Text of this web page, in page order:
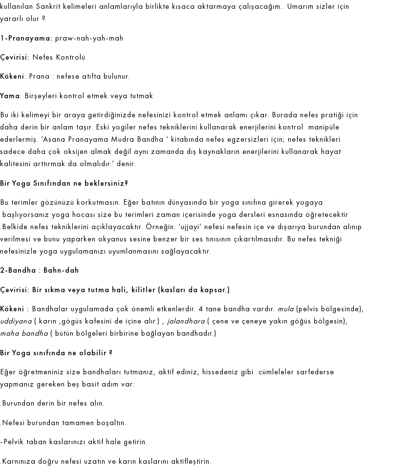
kullanılan Sankrit kelimeleri anlamlarıyla birlikte kısaca aktarmaya çalışacağım.. Umarım sizler için
yararlı olur ?
1-Pranayama: praw-nah-yah-mah
Çevirisi: Nefes Kontrolü
Kökeni: Prana : nefese atıfta bulunur.
Yama: Birşeyleri kontrol etmek veya tutmak
Bu iki kelimeyi bir araya getirdiğinizde nefesinizi kontrol etmek anlamı çıkar. Burada nefes pratiği için
daha derin bir anlam taşır. Eski yogiler nefes tekniklerini kullanarak enerjilerini kontrol manipüle
ederlermiş. ‘Asana Pranayama Mudra Bandha ‘ kitabında nefes egzersizleri için; nefes teknikleri
sadece daha çok oksijen almak değil aynı zamanda dış kaynakların enerjilerini kullanarak hayat
kalitesini arttırmak da olmalıdır.’ denir.
Bir Yoga Sınıfından ne beklersiniz?
Bu terimler gözünüzü korkutmasın. Eğer batının dünyasında bir yoga sınıfına girerek yogaya
başlıyorsanız yoga hocası size bu terimleri zaman içerisinde yoga dersleri esnasında öğretecektir
.Belkide nefes tekniklerini açıklayacaktır. Örneğin: ‘ujjayi’ nefesi nefesin içe ve dışarıya burundan alınıp
verilmesi ve bunu yaparken okyanus sesine benzer bir ses tınısının çıkartılmasıdır. Bu nefes tekniği
nefesinizle yoga uygulamanızı uyumlanmasını sağlayacaktır.
2-Bandha : Bahn-dah
Çevirisi: Bir sıkma veya tutma hali, kilitler (kasları da kapsar.)
Kökeni : Bandhalar uygulamada çok önemli etkenlerdir. 4 tane bandha vardır. mula (pelvis bölgesinde),
uddiyana ( karın ,gögüs kafesini de içine alır.) , jalandhara ( çene ve çeneye yakın göğüs bölgesin),
maha bandha ( bütün bölgeleri birbirine bağlayan bandhadır.)
Bir Yoga sınıfında ne olabilir ?
Eğer öğretmeniniz size bandhaları tutmanız, aktif ediniz, hissedeniz gibi cümleleler sarfederse
yapmanız gereken beş basit adım var:
.Burundan derin bir nefes alın.
.Nefesi burundan tamamen boşaltın.
-Pelvik taban kaslarınızı aktif hale getirin.
.Karnınıza doğru nefesi uzatın ve karın kaslarını aktifleştirin.